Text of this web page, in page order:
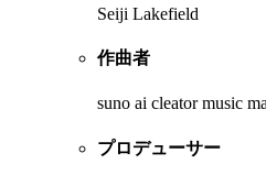
Seiji Lakefield
作曲者
suno ai cleator music
プロデューサー